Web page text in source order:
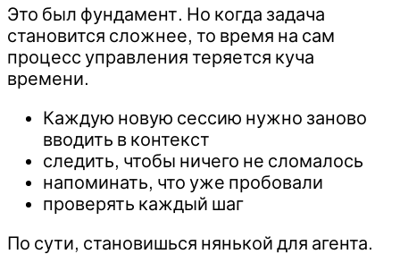
Это был фундамент. Но когда задача
становится сложнее, то время на сам
процесс управления теряется куча
времени.
Каждую новую сессию нужно заново
вводить в контекст
следить, чтобы ничего не сломалось
напоминать, что уже пробовали
проверять каждый шаг
По сути, становишься нянькой для агента.